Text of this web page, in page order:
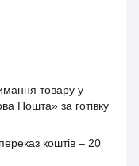
товару у
Пошта» за готівку
коштів – 20